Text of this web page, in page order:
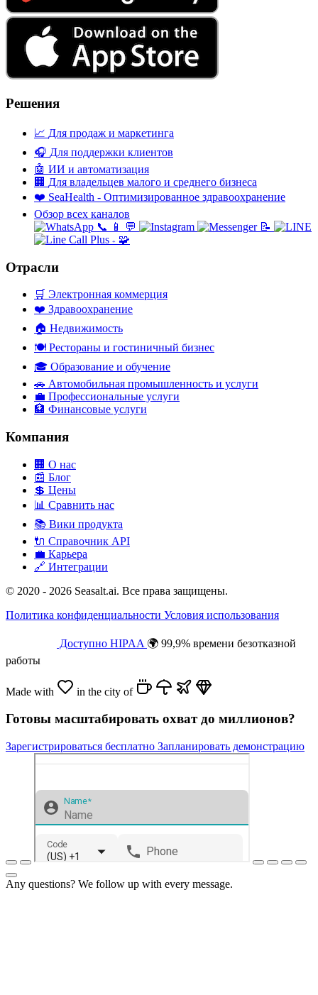
Решения
📈 Для продаж и маркетинга
🎧 Для поддержки клиентов
🤖 ИИ и автоматизация
🏢 Для владельцев малого и среднего бизнеса
❤️ SeaHealth - Оптимизированное здравоохранение
Обзор всех каналов
📞
📱 💬 📝
+ 🧩
Отрасли
🛒 Электронная коммерция
❤️ Здравоохранение
🏠 Недвижимость
🍽️ Рестораны и гостиничный бизнес
🎓 Образование и обучение
🚗 Автомобильная промышленность и услуги
💼 Профессиональные услуги
🏦 Финансовые услуги
Компания
🏢 О нас
📰 Блог
💲 Цены
📊 Сравнить нас
📚 Вики продукта
🔌 Справочник API
💼 Карьера
🔗 Интеграции
© 2020 - 2026 Seasalt.ai. Все права защищены.
Политика конфиденциальности Условия использования
Доступно HIPAA 🌍 99,9% времени безотказной
работы
Made with in the city of
Готовы масштабировать охват до миллионов?
Зарегистрироваться бесплатно Запланировать демонстрацию
Any questions? We follow up with every message.